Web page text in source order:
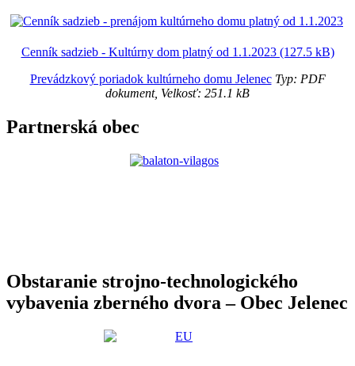
Cenník sadzieb - Kultúrny dom platný od 1.1.2023 (127.5 kB)
Prevádzkový poriadok kultúrneho domu JelenecTyp: PDF
dokument, Velkosť: 251.1 kB
Partnerská obec
Obstaranie strojno-technologického
vybavenia zberného dvora – Obec Jelenec